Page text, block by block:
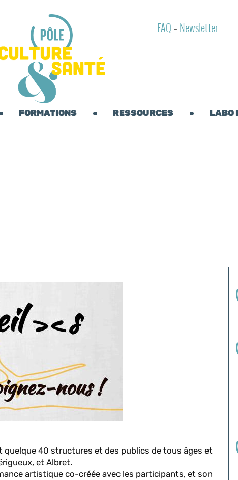
FAQ - Newsletter
FORMATIONS RESSOURCES LABO
40 structures et des publics de tous âges et
et Albret.
artistique co-créée avec les participants, et son